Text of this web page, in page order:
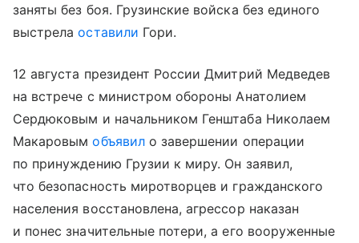
заняты без боя. Грузинские войска без единого
выстрелаоставили Гори.
12 августа президент России Дмитрий Медведев
на встрече с министром обороны Анатолием
Сердюковым и начальником Генштаба Николаем
Макаровымобъявило завершении операции
по принуждению Грузии к миру. Он заявил,
что безопасность миротворцев и гражданского
населения восстановлена, агрессор наказан
и понес значительные потери, а его вооруженные